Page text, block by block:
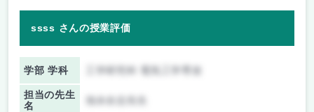
ssss さんの授業評価
学部 学科
担当の先生
名